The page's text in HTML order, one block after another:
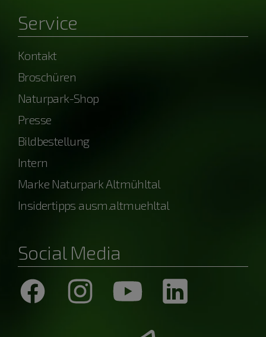
Service
Kontakt
Broschüren
Naturpark-Shop
Presse
Bildbestellung
Intern
Marke Naturpark Altmühltal
Insidertipps ausm.altmuehltal
Social Media